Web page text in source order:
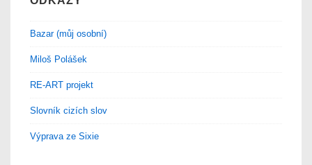
Bazar (můj osobní)
Miloš Polášek
RE-ART projekt
Slovník cizích slov
Výprava ze Sixie